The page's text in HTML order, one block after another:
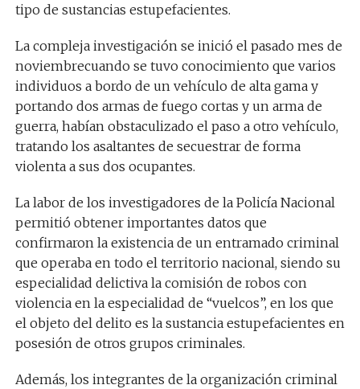
tipo de sustancias estupefacientes.
La compleja investigación se inició el pasado mes de
noviembrecuando se tuvo conocimiento que varios
individuos a bordo de un vehículo de alta gama y
portando dos armas de fuego cortas y un arma de
guerra, habían obstaculizado el paso a otro vehículo,
tratando los asaltantes de secuestrar de forma
violenta a sus dos ocupantes.
La labor de los investigadores de la Policía Nacional
permitió obtener importantes datos que
confirmaron la existencia de un entramado criminal
que operaba en todo el territorio nacional, siendo su
especialidad delictiva la comisión de robos con
violencia en la especialidad de “vuelcos”, en los que
el objeto del delito es la sustancia estupefacientes en
posesión de otros grupos criminales.
Además, los integrantes de la organización criminal